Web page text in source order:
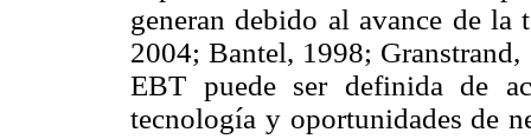
generan debido al avance de
2004; Bantel, 1998;
EBT puede ser definida de
tecnología y oportunidades de